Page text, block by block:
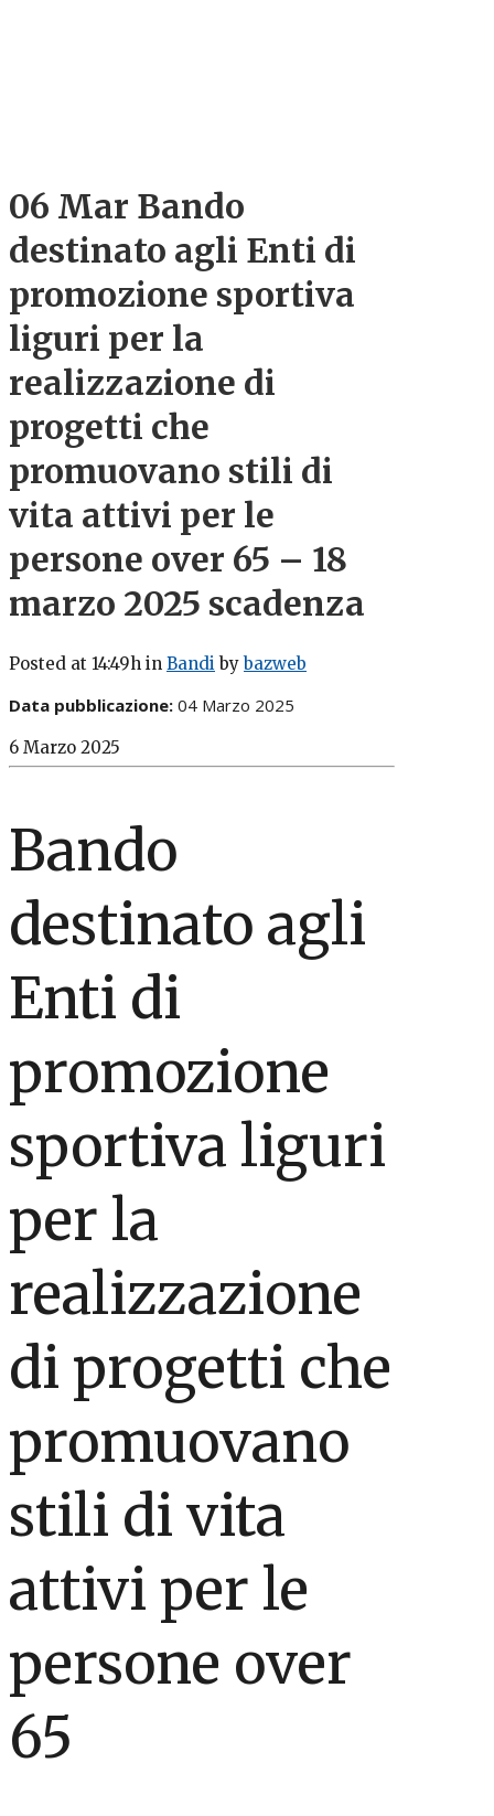
06 Mar Bando
destinato agli Enti di
promozione sportiva
liguri per la
realizzazione di
progetti che
promuovano stili di
vita attivi per le
persone over 65 – 18
marzo 2025 scadenza
Posted at 14:49h in Bandi bybazweb
Data pubblicazione: 04 Marzo 2025
6 Marzo 2025
Bando
destinato agli
Enti di
promozione
sportiva liguri
per la
realizzazione
di progetti che
promuovano
stili di vita
attivi per le
persone over
65